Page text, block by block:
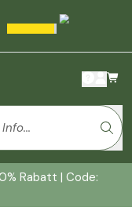
Rabatt | Code: